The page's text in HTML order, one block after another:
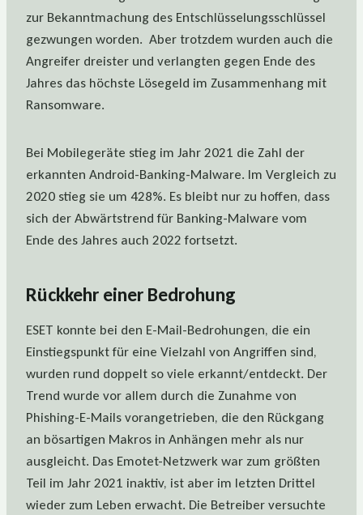
zur Bekanntmachung des Entschlüsselungsschlüssel
gezwungen worden. Aber trotzdem wurden auch die
Angreifer dreister und verlangten gegen Ende des
Jahres das höchste Lösegeld im Zusammenhang mit
Ransomware.
Bei Mobilegeräte stieg im Jahr 2021 die Zahl der
erkannten Android-Banking-Malware. Im Vergleich zu
2020 stieg sie um 428%. Es bleibt nur zu hoffen, dass
sich der Abwärtstrend für Banking-Malware vom
Ende des Jahres auch 2022 fortsetzt.
Rückkehr einer Bedrohung
ESET konnte bei den E-Mail-Bedrohungen, die ein
Einstiegspunkt für eine Vielzahl von Angriffen sind,
wurden rund doppelt so viele erkannt/entdeckt. Der
Trend wurde vor allem durch die Zunahme von
Phishing-E-Mails vorangetrieben, die den Rückgang
an bösartigen Makros in Anhängen mehr als nur
ausgleicht. Das Emotet-Netzwerk war zum größten
Teil im Jahr 2021 inaktiv, ist aber im letzten Drittel
wieder zum Leben erwacht. Die Betreiber versuchte